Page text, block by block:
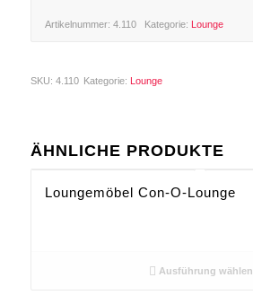
Artikelnummer: 4.110 Kategorie: Lounge
SKU: 4.110 Kategorie: Lounge
ÄHNLICHE PRODUKTE
Loungemöbel Con-O-Lounge
Ausführung wählen